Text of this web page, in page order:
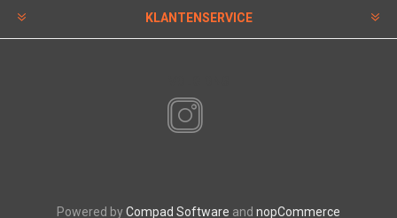
KLANTENSERVICE
Powered byCompad Software and nopCommerce